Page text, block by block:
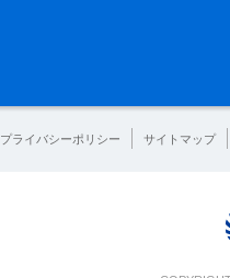
プライバシーポリシー サイトマップ